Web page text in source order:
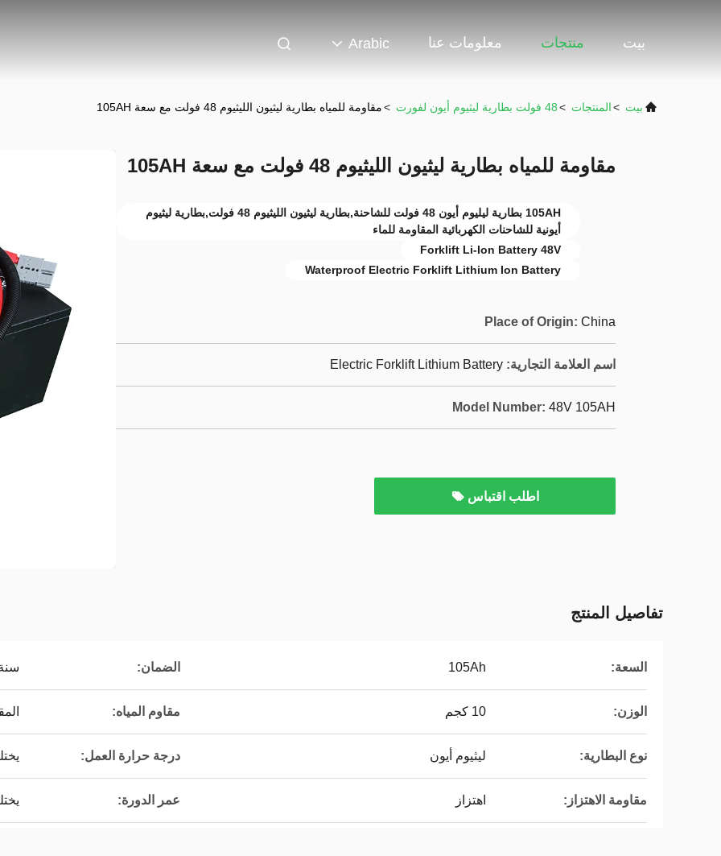
بيت منتجات معلومات عنا Arabic
بيت >المنتجات >48 فولت بطارية ليثيوم أيون لفورت >مقاومة للمياه بطارية ليثيون الليثيوم 48 فولت مع سعة 105AH
مقاومة للمياه بطارية ليثيون الليثيوم 48 فولت مع سعة 105AH
105AH بطارية ليليوم أيون 48 فولت للشاحنة,بطارية ليثيون الليثيوم 48 فولت,بطارية ليثيوم
أيونية للشاحنات الكهربائية المقاومة للماء
Forklift Li-Ion Battery 48V
Waterproof Electric Forklift Lithium Ion Battery
Place of Origin: China
اسم العلامة التجارية: Electric Forklift Lithium Battery
Model Number: 48V 105AH
اطلب اقتباس
تفاصيل المنتج
السعة: 105Ah الضمان:
الوزن: 10 كجم مقاوم المياه:
نوع البطارية: ليثيوم أيون درجة حرارة العمل:
مقاومة الاهتزاز: اهتزاز عمر الدورة: